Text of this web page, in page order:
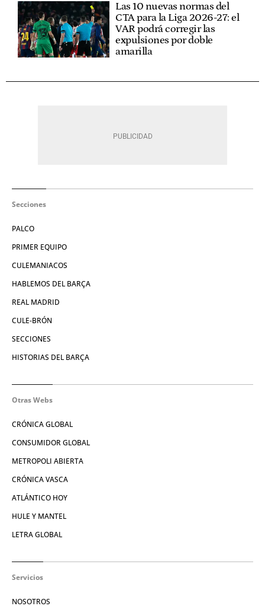
Las 10 nuevas normas del
CTA para la Liga 2026-27: el
VAR podrá corregir las
expulsiones por doble
amarilla
Secciones
PALCO
PRIMER EQUIPO
CULEMANIACOS
HABLEMOS DEL BARÇA
REAL MADRID
CULE-BRÓN
SECCIONES
HISTORIAS DEL BARÇA
Otras Webs
CRÓNICA GLOBAL
CONSUMIDOR GLOBAL
METROPOLI ABIERTA
CRÓNICA VASCA
ATLÁNTICO HOY
HULE Y MANTEL
LETRA GLOBAL
Servicios
NOSOTROS